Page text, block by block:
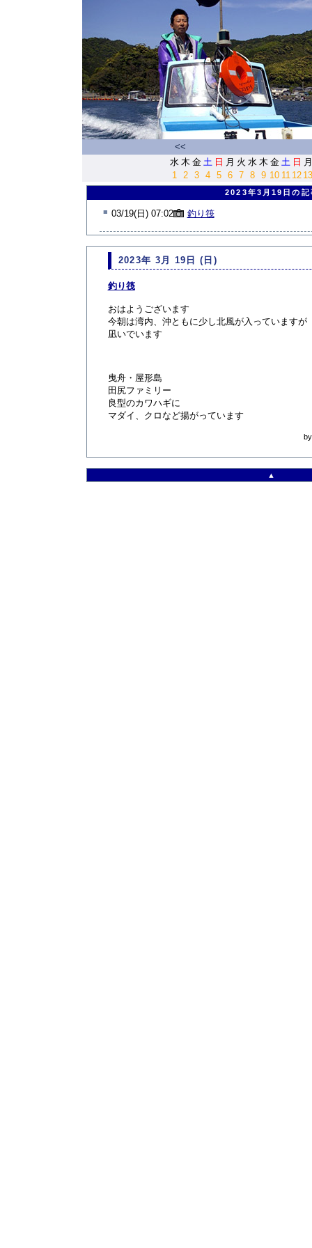
<<
水 木 金 土 日 月 火 水 木 金 土 日 月
1
2 3 4 5 6 7 8 9 10 11 12 13
2023年3月19日の記
■ 03/19(日) 07:02 釣り筏
2023年 3月 19日 (日)
釣り筏
おはようございます
今朝は湾内、沖ともに少し北風が入っていますが
凪いでいます
曳舟・屋形島
田尻ファミリー
良型のカワハギに
マダイ、クロなど揚がっています
▲